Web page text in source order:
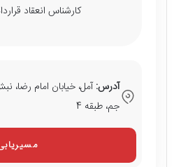
کارشناس انعقاد
آدرس:
جم، طبقه 4